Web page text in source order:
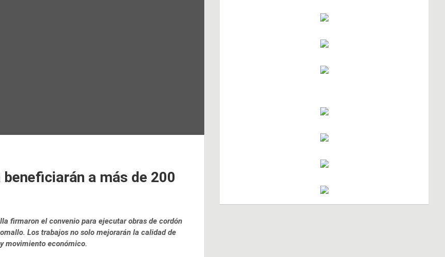
a más de 200
firmaron el convenio para ejecutar obras de cordón
Los trabajos no solo mejorarán la calidad de
movimiento económico.